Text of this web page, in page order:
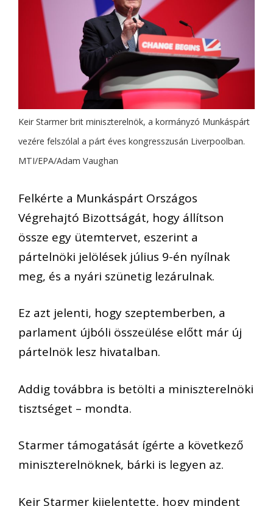
Keir Starmer brit miniszterelnök, a kormányzó Munkáspárt
vezére felszólal a párt éves kongresszusán Liverpoolban.
MTI/EPA/Adam Vaughan
Felkérte a Munkáspárt Országos
Végrehajtó Bizottságát, hogy állítson
össze egy ütemtervet, eszerint a
pártelnöki jelölések július 9-én nyílnak
meg, és a nyári szünetig lezárulnak.
Ez azt jelenti, hogy szeptemberben, a
parlament újbóli összeülése előtt már új
pártelnök lesz hivatalban.
Addig továbbra is betölti a miniszterelnöki
tisztséget – mondta.
Starmer támogatását ígérte a következő
miniszterelnöknek, bárki is legyen az.
Keir Starmer kijelentette, hogy mindent